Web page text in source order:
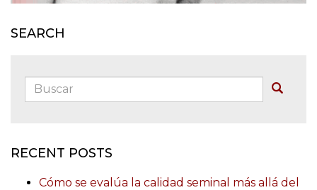
SEARCH
Buscar:
RECENT POSTS
Cómo se evalúa la calidad seminal más allá del